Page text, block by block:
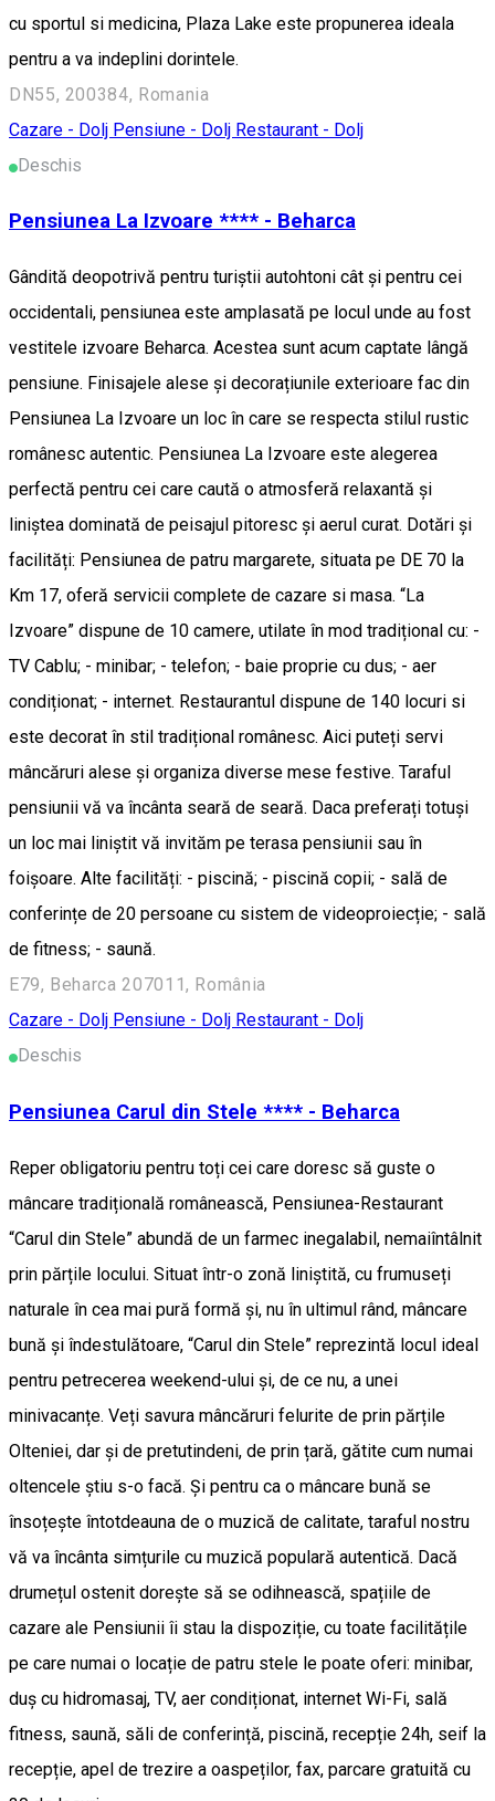
cu sportul si medicina, Plaza Lake este propunerea ideala
pentru a va indeplini dorintele.
DN55, 200384, Romania
Cazare - Dolj Pensiune - Dolj Restaurant - Dolj
Deschis
Pensiunea La Izvoare **** - Beharca
Gândită deopotrivă pentru turiștii autohtoni cât și pentru cei
occidentali, pensiunea este amplasată pe locul unde au fost
vestitele izvoare Beharca. Acestea sunt acum captate lângă
pensiune. Finisajele alese și decorațiunile exterioare fac din
Pensiunea La Izvoare un loc în care se respecta stilul rustic
românesc autentic. Pensiunea La Izvoare este alegerea
perfectă pentru cei care caută o atmosferă relaxantă și
liniștea dominată de peisajul pitoresc și aerul curat. Dotări și
facilități: Pensiunea de patru margarete, situata pe DE 70 la
Km 17, oferă servicii complete de cazare si masa. “La
Izvoare” dispune de 10 camere, utilate în mod tradițional cu: -
TV Cablu; - minibar; - telefon; - baie proprie cu dus; - aer
condiționat; - internet. Restaurantul dispune de 140 locuri si
este decorat în stil tradițional românesc. Aici puteți servi
mâncăruri alese și organiza diverse mese festive. Taraful
pensiunii vă va încânta seară de seară. Daca preferați totuși
un loc mai liniștit vă invităm pe terasa pensiunii sau în
foișoare. Alte facilități: - piscină; - piscină copii; - sală de
conferințe de 20 persoane cu sistem de videoproiecție; - sală
de fitness; - saună.
E79, Beharca 207011, România
Cazare - Dolj Pensiune - Dolj Restaurant - Dolj
Deschis
Pensiunea Carul din Stele **** - Beharca
Reper obligatoriu pentru toți cei care doresc să guste o
mâncare tradițională românească, Pensiunea-Restaurant
“Carul din Stele” abundă de un farmec inegalabil, nemaiîntâlnit
prin părțile locului. Situat într-o zonă liniștită, cu frumuseți
naturale în cea mai pură formă și, nu în ultimul rând, mâncare
bună și îndestulătoare, “Carul din Stele” reprezintă locul ideal
pentru petrecerea weekend-ului și, de ce nu, a unei
minivacanțe. Veți savura mâncăruri felurite de prin părțile
Olteniei, dar și de pretutindeni, de prin țară, gătite cum numai
oltencele știu s-o facă. Și pentru ca o mâncare bună se
însoțește întotdeauna de o muzică de calitate, taraful nostru
vă va încânta simțurile cu muzică populară autentică. Dacă
drumețul ostenit dorește să se odihnească, spațiile de
cazare ale Pensiunii îi stau la dispoziție, cu toate facilitățile
pe care numai o locație de patru stele le poate oferi: minibar,
duș cu hidromasaj, TV, aer condiționat, internet Wi-Fi, sală
fitness, saună, săli de conferință, piscină, recepție 24h, seif la
recepție, apel de trezire a oaspeților, fax, parcare gratuită cu